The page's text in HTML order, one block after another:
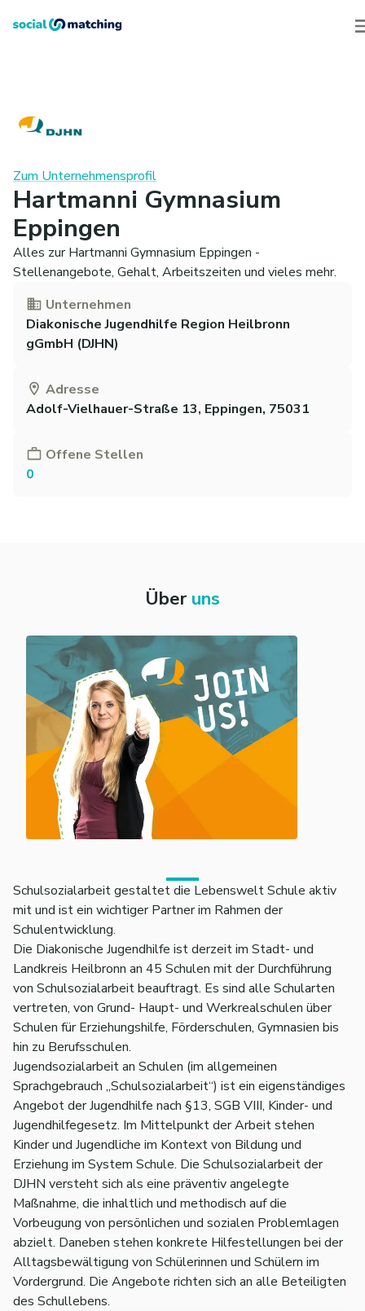
Zum Unternehmensprofil
Hartmanni Gymnasium
Eppingen
Alles zur Hartmanni Gymnasium Eppingen -
Stellenangebote, Gehalt, Arbeitszeiten und vieles mehr.
Unternehmen
Diakonische Jugendhilfe Region Heilbronn
gGmbH (DJHN)
Adresse
Adolf-Vielhauer-Straße 13, Eppingen, 75031
Offene Stellen
0
Über uns
Schulsozialarbeit gestaltet die Lebenswelt Schule aktiv
mit und ist ein wichtiger Partner im Rahmen der
Schulentwicklung.
Die Diakonische Jugendhilfe ist derzeit im Stadt- und
Landkreis Heilbronn an 45 Schulen mit der Durchführung
von Schulsozialarbeit beauftragt. Es sind alle Schularten
vertreten, von Grund- Haupt- und Werkrealschulen über
Schulen für Erziehungshilfe, Förderschulen, Gymnasien bis
hin zu Berufsschulen.
Jugendsozialarbeit an Schulen (im allgemeinen
Sprachgebrauch „Schulsozialarbeit“) ist ein eigenständiges
Angebot der Jugendhilfe nach §13, SGB VIII, Kinder- und
Jugendhilfegesetz. Im Mittelpunkt der Arbeit stehen
Kinder und Jugendliche im Kontext von Bildung und
Erziehung im System Schule. Die Schulsozialarbeit der
DJHN versteht sich als eine präventiv angelegte
Maßnahme, die inhaltlich und methodisch auf die
Vorbeugung von persönlichen und sozialen Problemlagen
abzielt. Daneben stehen konkrete Hilfestellungen bei der
Alltagsbewältigung von Schülerinnen und Schülern im
Vordergrund. Die Angebote richten sich an alle Beteiligten
des Schullebens.